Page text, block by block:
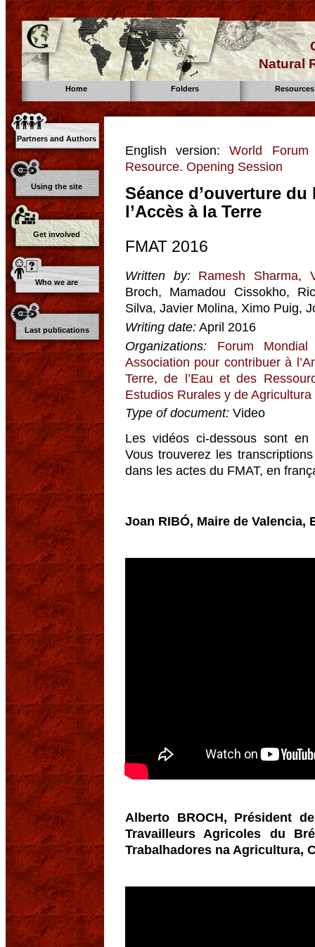
Natural
Home Folders Resources
Partners and Authors
Using the site
Get involved
Who we are
Last publications
English version:World
Resource. Opening Session
Séance d’ouverture
l’Accès à la Terre
FMAT 2016
Written by: Ramesh Sharma,
Broch, Mamadou Cissokho,
Silva, Javier Molina, Ximo Puig,
Writing date: April 2016
Organizations:
Forum
Association pour contribuer à
Terre, de l’Eau et des
Estudios Rurales y de
Type of document: Video
Les vidéos ci-dessous sont en
Vous trouverez les
dans les actes du FMAT, en
Joan RIBÓ, Maire de Valencia,
Alberto BROCH, Président
Travailleurs Agricoles du
Trabalhadores na Agricultura,